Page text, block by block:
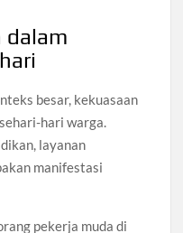
dalam
besar, kekuasaan
hari warga.
layanan
manifestasi
pekerja muda di